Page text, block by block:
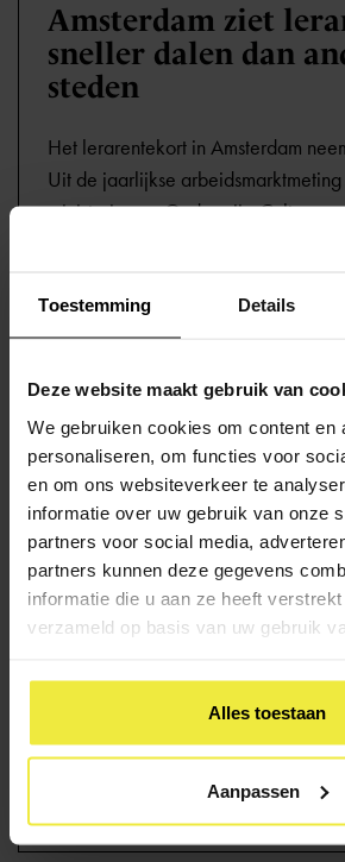
Toestemming Details
Deze website maakt gebruik van
We gebruiken cookies om content en
personaliseren, om functies voor
en om ons websiteverkeer te
informatie over uw gebruik van onze
partners voor social media,
partners kunnen deze gegevens
informatie die u aan ze heeft
verzameld op basis van uw gebruik
Alles toestaan
Aanpassen
Amsterdam ziet
sneller dalen dan
steden
Het lerarentekort in Amsterdam
Uit de jaarlijkse
ministerie van Onderwijs, Cultuur
in 2025.
Lees meer
Geen ijsvrij, school
dicht bij overmacht
Een school mag alleen dicht of